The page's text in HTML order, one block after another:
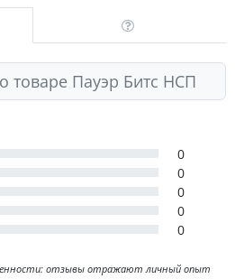
товаре Пауэр Битс НСП
0
0
0
0
0
отзывы отражают личный опыт